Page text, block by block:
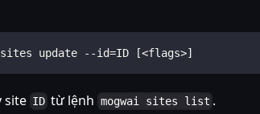
sites update --id=ID [<flags>]
site ID từ lệnh mogwai sites list .